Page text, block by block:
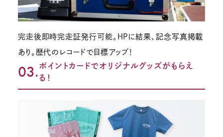
完走後即時完走証発行可能。HPに結果、記念写真掲載
あり。歴代のレコードで目標アップ！
03.ポイントカードでオリジナルグッズがもらえ
る！